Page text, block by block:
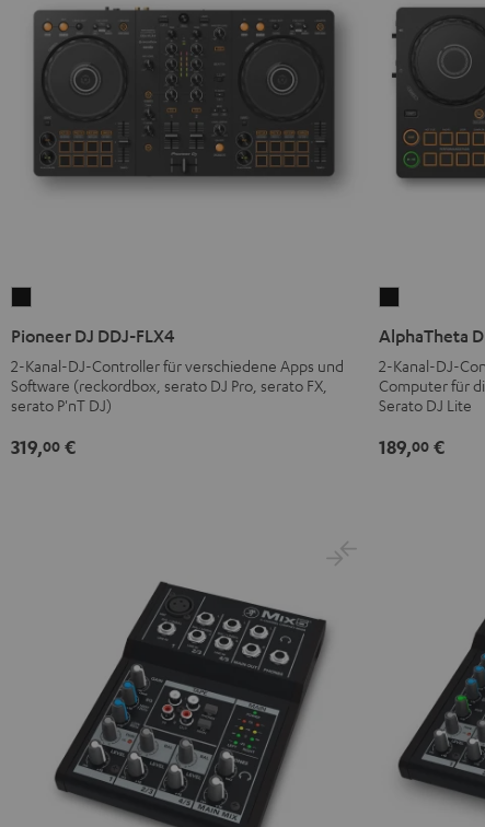
FLX4
Schwarz
Pioneer DJ DDJ-FLX4
2-Kanal-DJ-Controller für verschiedene Apps und
Software (reckordbox, serato DJ Pro, serato FX,
serato P'nT DJ)
319,00 €
DDJ-
Schwarz
AlphaTheta
2-Kanal-DJ-
Computer für
Serato DJ Lite
189,00 €